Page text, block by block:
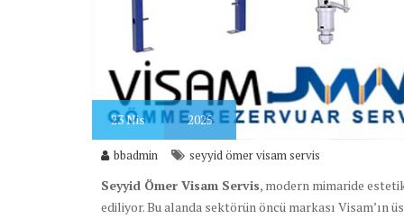
23Nis 2025
bbadmin seyyid ömer visam servis
Seyyid Ömer Visam Servis, modern mimaride
ediliyor. Bu alanda sektörün öncü markası